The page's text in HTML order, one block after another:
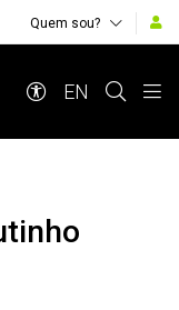
Quem sou?
EN